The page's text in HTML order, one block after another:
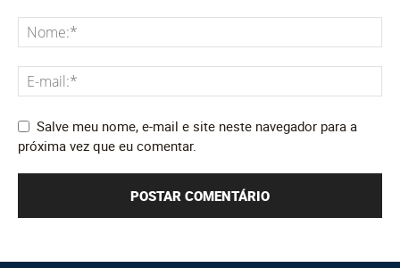
Salve meu nome, e-mail e site neste navegador para a
próxima vez que eu comentar.